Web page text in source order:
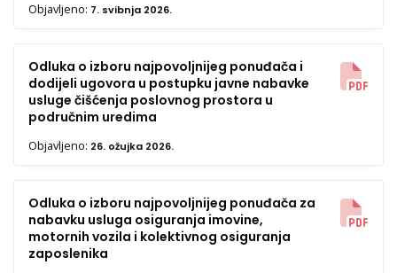
Objavljeno: 7. svibnja 2026.
Odluka o izboru najpovoljnijeg ponuđača i
dodijeli ugovora u postupku javne nabavke
usluge čišćenja poslovnog prostora u
područnim uredima
Objavljeno: 26. ožujka 2026.
Odluka o izboru najpovoljnijeg ponuđača za
nabavku usluga osiguranja imovine,
motornih vozila i kolektivnog osiguranja
zaposlenika